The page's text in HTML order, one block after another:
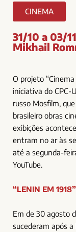
CINEMA
31/10 a 03/
Mikhail
O projeto
iniciativa do CPC-
russo Mosfilm,
brasileiro obras
exibições
entram no ar às
até a segunda-
YouTube.
“LENIN EM
Em de 30 agosto
sucederam após